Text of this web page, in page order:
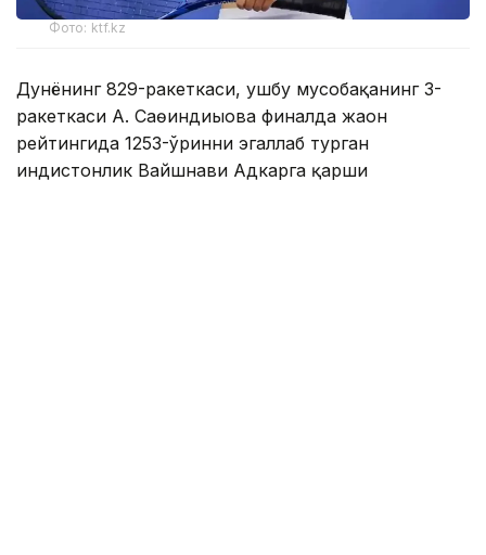
Фото: ktf.kz
Дунёнинг 829-ракеткаси, ушбу мусобақанинг 3-
ракеткаси А. Саөиндиыова финалда жаҳон
рейтингида 1253-ўринни эгаллаб турган
ҳиндистонлик Вайшнави Адкарга қарши